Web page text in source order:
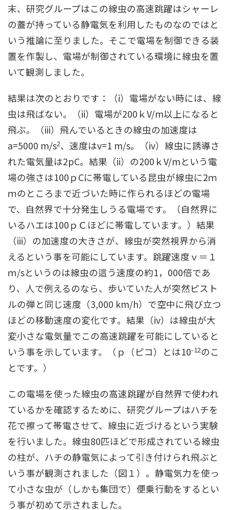
末、研究グループはこの線虫の高速跳躍はシャーレ
の蓋が持っている静電気を利用したものなのではと
いう推論に至りました。そこで電場を制御できる装
置を作製し、電場が制御されている環境に線虫を置
いて観測しました。
結果は次のとおりです：（i）電場がない時には、線
虫は飛ばない。（ii）電場が200ｋV/m以上になると
飛ぶ。（iii）飛んでいるときの線虫の加速度は
a=5000 m/s2、速度はv=1 m/s。（iv）線虫に誘導さ
れた電気量は2pC。結果（ii）の200ｋV/mという電
場の強さは100ｐCに帯電している昆虫が線虫に2ｍ
ｍのところまで近づいた時に作られるほどの電場
で、自然界で十分発生しうる電場です。（自然界に
いるハエは100ｐＣほどに帯電しています。）結果
（iii）の加速度の大きさが、線虫が突然視界から消
えるという事を可能にしています。跳躍速度ｖ＝１
ｍ/sというのは線虫の這う速度の約1，000倍であ
り、人で例えるのなら、歩いていた人が突然ピスト
ルの弾と同じ速度（3,000 km/h）で空中に飛び立つ
ほどの移動速度の変化です。結果（iv）は線虫が大
変小さな電気量でこの高速跳躍を可能にしていると
いう事を示しています。（ｐ（ピコ）とは10-12のこ
とです。）
この電場を使った線虫の高速跳躍が自然界で使われ
ているかを確認するために、研究グループはハチを
花で擦って帯電させて、線虫に近づけるという実験
を行いました。線虫80匹ほどで形成されている線虫
の柱が、ハチの静電気によって引き付けられ飛ぶと
いう事が観測されました（図１）。静電気力を使っ
て小さな虫が（しかも集団で）便乗行動をするとい
う事が初めて示されました。